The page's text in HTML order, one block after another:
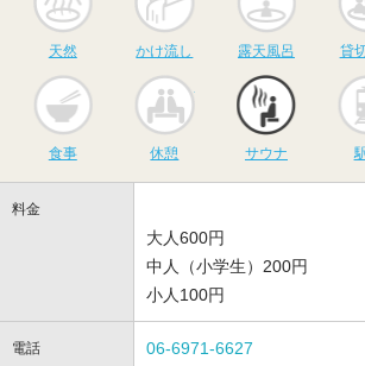
天然 かけ流し 露天風呂 貸
食事 休憩
サウナ
サウナ
料金
大人600円
中人（小学生）200円
小人100円
電話 06-6971-6627